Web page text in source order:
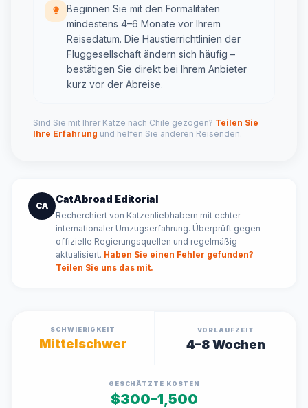
Beginnen Sie mit den Formalitäten
mindestens 4–6 Monate vor Ihrem
Reisedatum. Die Haustierrichtlinien der
Fluggesellschaft ändern sich häufig –
bestätigen Sie direkt bei Ihrem Anbieter
kurz vor der Abreise.
Sind Sie mit Ihrer Katze nach Chile gezogen? Teilen Sie
Ihre Erfahrung und helfen Sie anderen Reisenden.
CA
CatAbroad Editorial
Recherchiert von Katzenliebhabern mit echter
internationaler Umzugserfahrung. Überprüft gegen
offizielle Regierungsquellen und regelmäßig
aktualisiert. Haben Sie einen Fehler gefunden?
Teilen Sie uns das mit.
SCHWIERIGKEIT
Mittelschwer
VORLAUFZEIT
4–8 Wochen
GESCHÄTZTE KOSTEN
$300–1,500